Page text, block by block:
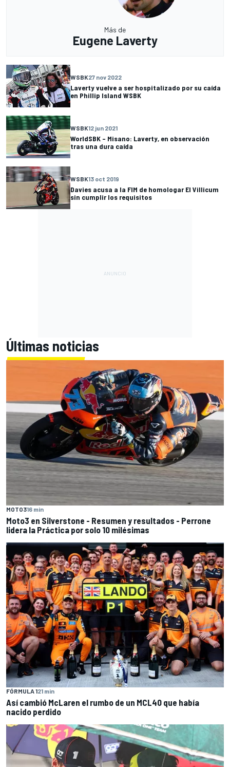
Más de
Eugene Laverty
WSBK27 nov 2022
Laverty vuelve a ser hospitalizado por su caída
en Phillip Island WSBK
WSBK12 jun 2021
WorldSBK – Misano: Laverty, en observación
tras una dura caída
WSBK13 oct 2019
Davies acusa a la FIM de homologar El Villicum
sin cumplir los requisitos
Últimas noticias
MOTO316 min
Moto3 en Silverstone - Resumen y resultados - Perrone
lidera la Práctica por solo 10 milésimas
FÓRMULA 121 min
Así cambió McLaren el rumbo de un MCL40 que había
nacido perdido